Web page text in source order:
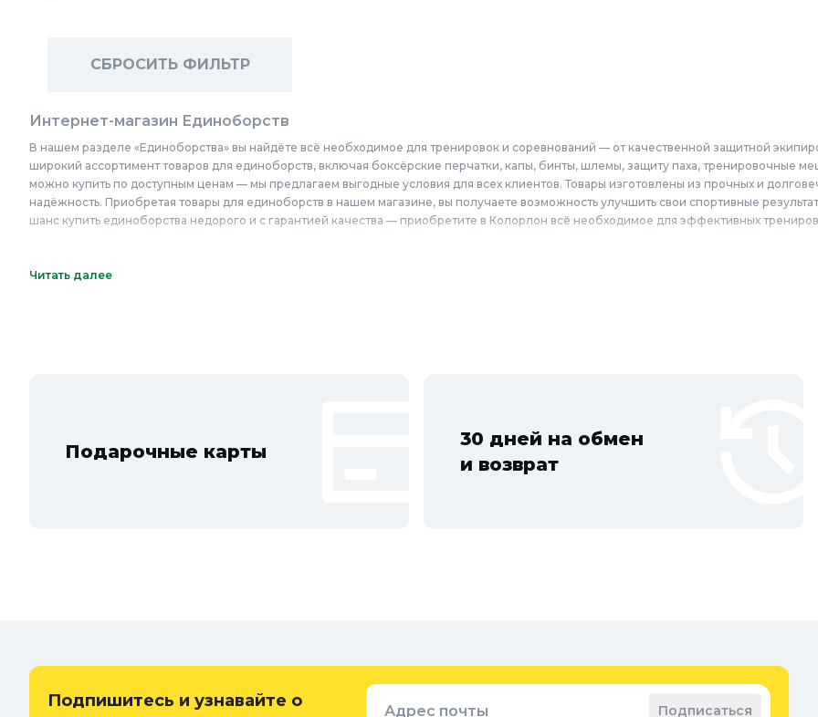
СБРОСИТЬ ФИЛЬТР
Интернет-магазин Единоборств
В нашем разделе «Единоборства» вы найдёте всё необходимое для тренировок и соревнований — от качественной защитной
широкий ассортимент товаров для единоборств, включая боксёрские перчатки, капы, бинты, шлемы, защиту паха, тренировочные
можно купить по доступным ценам — мы предлагаем выгодные условия для всех клиентов. Товары изготовлены из прочных и
надёжность. Приобретая товары для единоборств в нашем магазине, вы получаете возможность улучшить свои спортивные
шанс купить единоборства недорого и с гарантией качества — приобретите в Колорлон всё необходимое для эффективных
Интернет-магазин Колорлон предлагает большой выбор Единоборств по выгодным ценам для жителей Москвы и городов
Читать далее
Подарочные карты
30 дней на обмен
и возврат
Подпишитесь и узнавайте о
Адрес почты Подписаться